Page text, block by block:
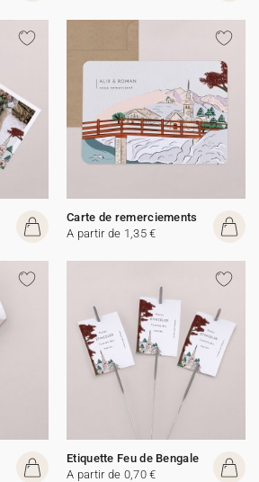
Carte de remerciements
A partir de 1,35 €
Etiquette Feu de Bengale
A partir de 0,70 €